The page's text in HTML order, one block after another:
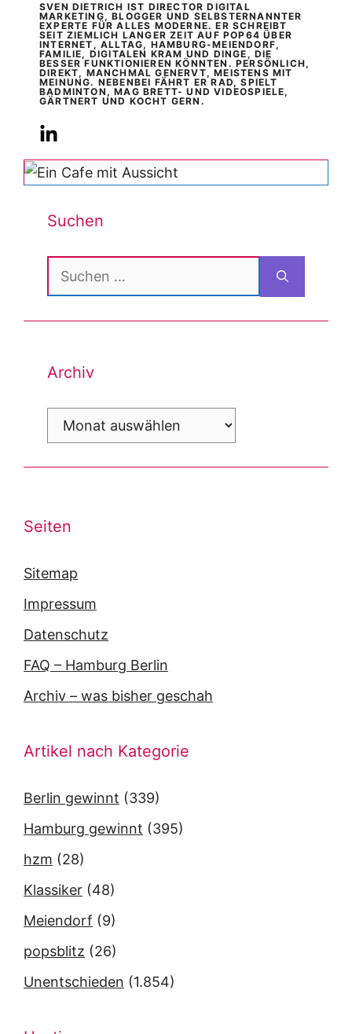
SVEN DIETRICH IST DIRECTOR DIGITAL
MARKETING, BLOGGER UND SELBSTERNANNTER
EXPERTE FÜR ALLES MODERNE. ER SCHREIBT
SEIT ZIEMLICH LANGER ZEIT AUF POP64 ÜBER
INTERNET, ALLTAG, HAMBURG-MEIENDORF,
FAMILIE, DIGITALEN KRAM UND DINGE, DIE
BESSER FUNKTIONIEREN KÖNNTEN. PERSÖNLICH,
DIREKT, MANCHMAL GENERVT, MEISTENS MIT
MEINUNG. NEBENBEI FÄHRT ER RAD, SPIELT
BADMINTON, MAG BRETT- UND VIDEOSPIELE,
GÄRTNERT UND KOCHT GERN.
Suchen
Suchen
nach:
Archiv
Archiv
Seiten
Sitemap
Impressum
Datenschutz
FAQ – Hamburg Berlin
Archiv – was bisher geschah
Artikel nach Kategorie
Berlin gewinnt (339)
Hamburg gewinnt (395)
hzm (28)
Klassiker (48)
Meiendorf (9)
popsblitz (26)
Unentschieden (1.854)